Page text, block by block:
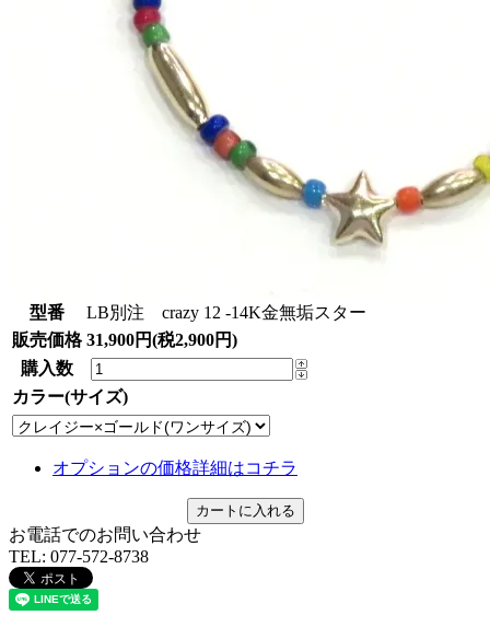
型番
LB別注 crazy 12 -14K金無垢スター
販売価格 31,900円(税2,900円)
購入数
カラー(サイズ)
オプションの価格詳細はコチラ
お電話でのお問い合わせ
TEL: 077-572-8738